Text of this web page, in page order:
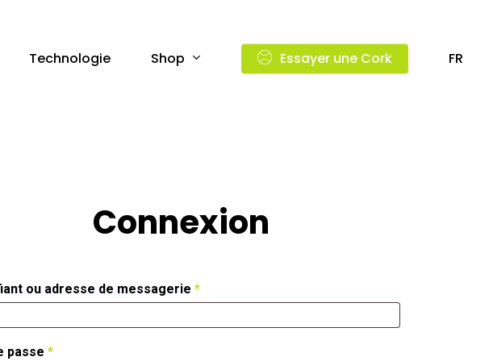
Technologie Shop Essayer une Cork FR
Connexion
ou adresse de messagerie *Obligatoire
passe *Obligatoire